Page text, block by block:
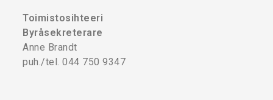
Toimistosihteeri
Byråsekreterare
Anne Brandt
puh./tel. 044 750 9347